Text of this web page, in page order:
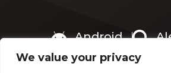
We value your privacy
Android